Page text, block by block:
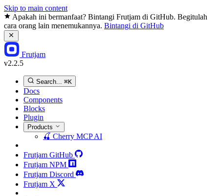
Skip to main content
Apakah ini bermanfaat? Bintangi Frutjam di GitHub. Begitulah
cara orang lain menemukannya. Bintangi di GitHub
Frutjam
v2.2.5
Search... ⌘K
Docs
Components
Blocks
Plugin
Products
🍒 Cherry MCPAI
Frutjam GitHub
Frutjam NPM
Frutjam Discord
Frutjam X